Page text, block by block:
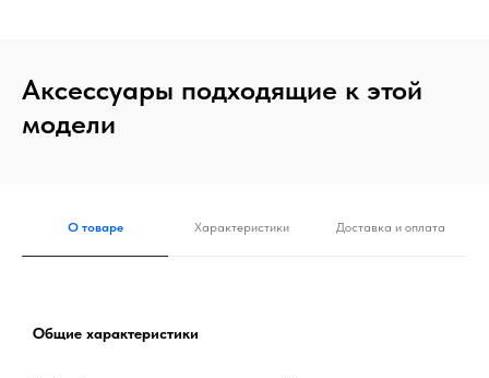
Аксессуары подходящие к этой
модели
О товаре Характеристики Доставка и оплата
Общие характеристики